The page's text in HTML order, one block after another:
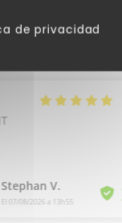
de privacidad